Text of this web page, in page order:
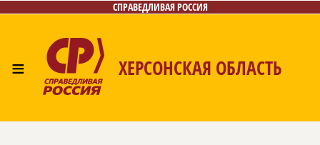
СПРАВЕДЛИВАЯ РОССИЯ
≡ ХЕРСОНСКАЯ ОБЛАСТЬ